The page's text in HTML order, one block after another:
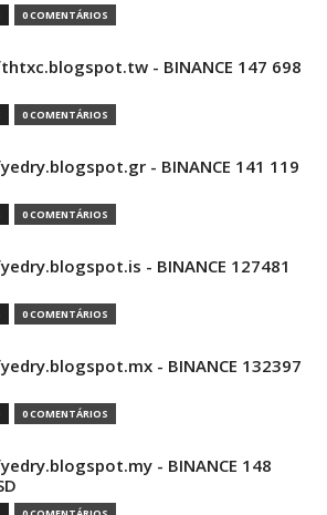
0 COMENTÁRIOS
- BINANCE 147 698
0 COMENTÁRIOS
- BINANCE 141 119
0 COMENTÁRIOS
- BINANCE 127481
0 COMENTÁRIOS
- BINANCE 132397
0 COMENTÁRIOS
- BINANCE 148